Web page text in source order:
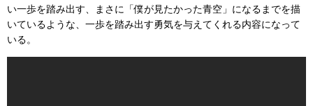
い一歩を踏み出す、まさに「僕が見たかった青空」になるまでを描
いているような、一歩を踏み出す勇気を与えてくれる内容になって
いる。